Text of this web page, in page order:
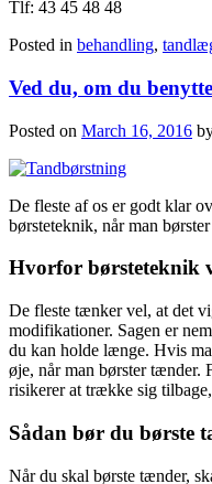
Tlf: 43 45 48 48
Posted in behandling,
Ved du, om du
Posted on March 16, 2016
De fleste af os er godt klar
børsteteknik, når man
Hvorfor børsteteknik
De fleste tænker vel, at det
modifikationer. Sagen er
du kan holde længe. Hvis
øje, når man børster tænder.
risikerer at trække sig
Sådan bør du børste
Når du skal børste tænder,